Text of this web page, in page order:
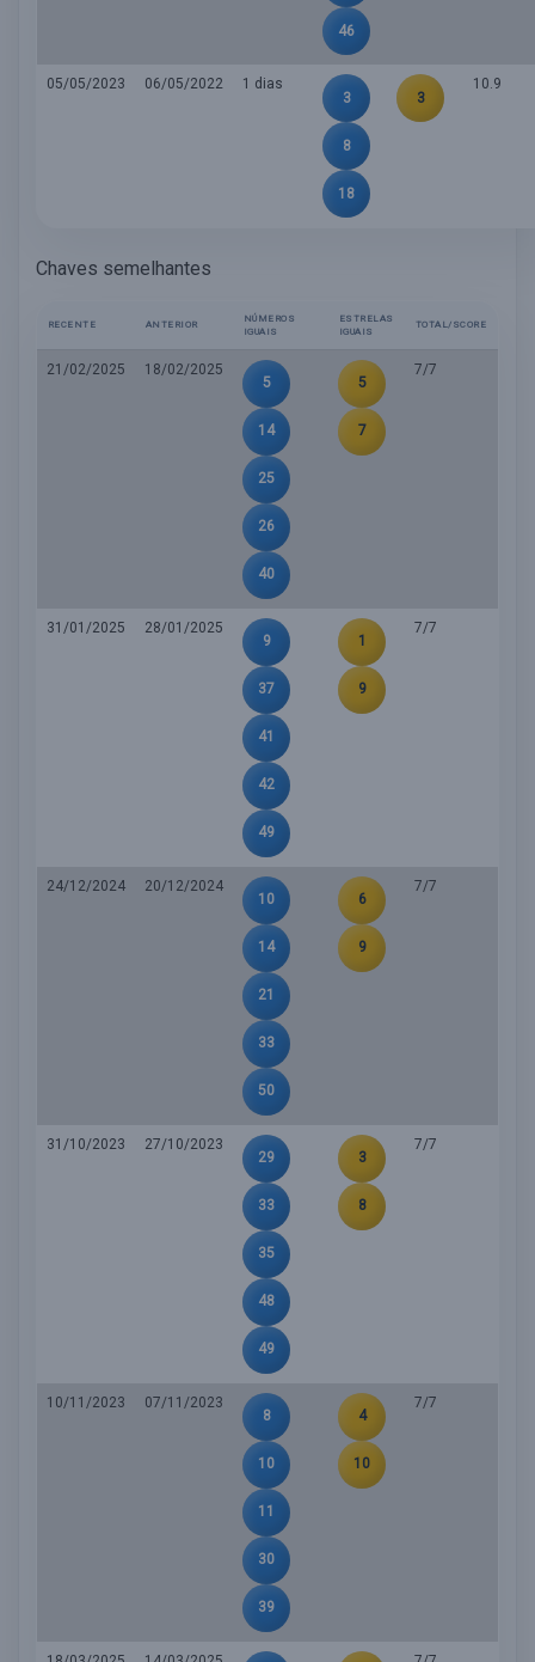
46
05/05/2023 06/05/2022
1 dias
3
8
18
3
10.9
Chaves semelhantes
RECENTE ANTERIOR
NÚMEROS
IGUAIS
ESTRELAS
IGUAIS
TOTAL/SCORE
21/02/2025
18/02/2025
5
14
25
26
40
5
7
7/7
31/01/2025
28/01/2025
9
37
41
42
49
1
9
7/7
24/12/2024
20/12/2024
10
14
21
33
50
6
9
7/7
31/10/2023
27/10/2023
29
33
35
48
49
3
8
7/7
10/11/2023
07/11/2023
8
10
11
30
39
4
10
7/7